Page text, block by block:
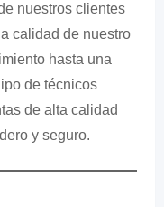
nuestros clientes
calidad de nuestro
hasta una
de técnicos
de alta calidad
y seguro.